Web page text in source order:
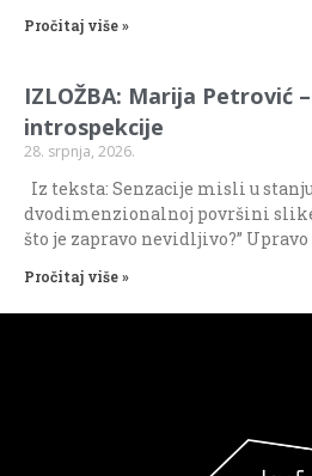
Pročitaj više »
IZLOŽBA: Marija Petrović
introspekcije
28. srpnja, 2026.
Iz teksta: Senzacije misli u
dvodimenzionalnoj površini
što je zapravo nevidljivo?” Upravo
Pročitaj više »